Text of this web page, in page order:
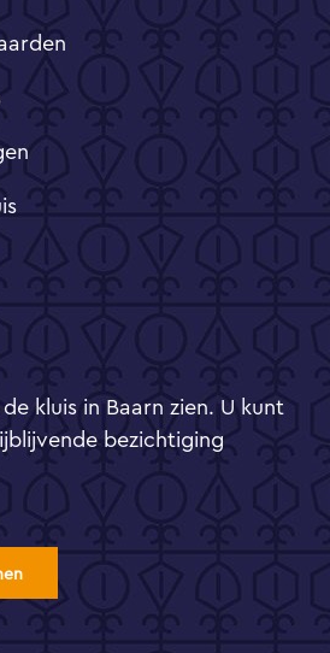
kluis in Baarn zien. U kunt
bezichtiging